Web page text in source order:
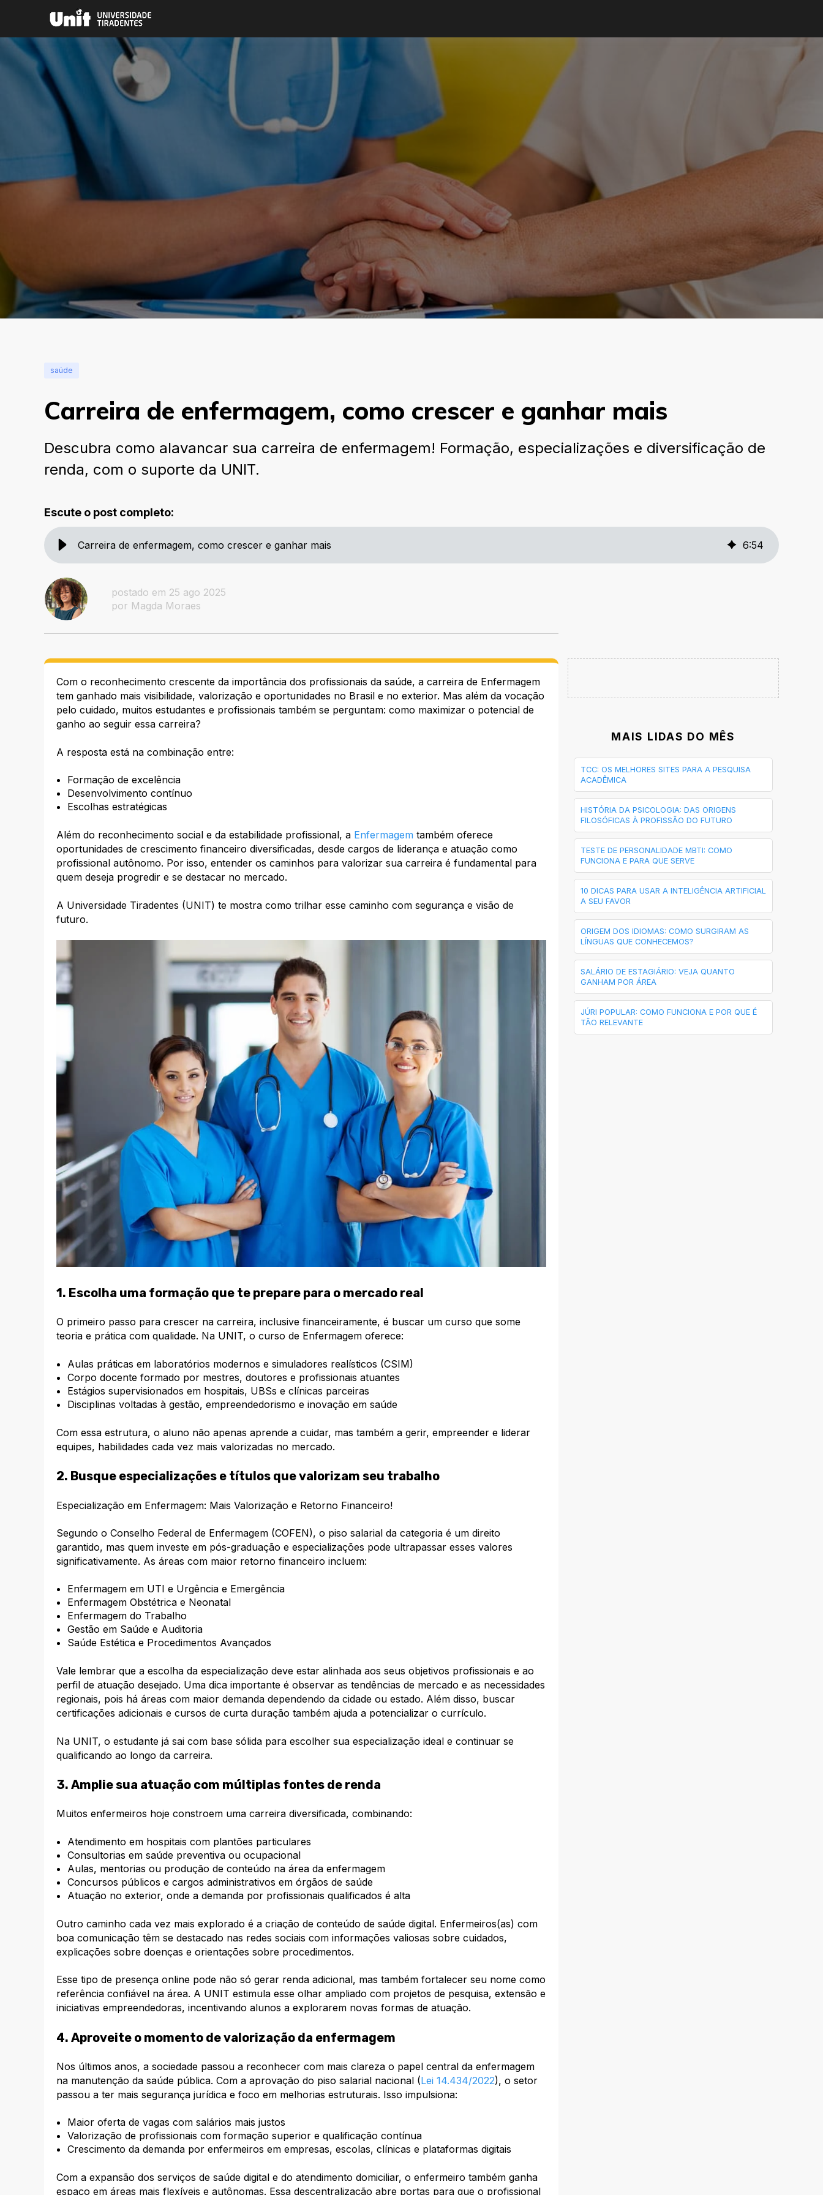
saúde
Carreira de enfermagem, como crescer e ganhar mais
Descubra como alavancar sua carreira de enfermagem! Formação, especializações e diversificação de
renda, com o suporte da UNIT.
Escute o post completo:
Carreira de enfermagem, como crescer e ganhar mais 6:54
postado em 25 ago 2025
por Magda Moraes
Com o reconhecimento crescente da importância dos profissionais da saúde, a carreira de Enfermagem
tem ganhado mais visibilidade, valorização e oportunidades no Brasil e no exterior. Mas além da vocação
pelo cuidado, muitos estudantes e profissionais também se perguntam: como maximizar o potencial de
ganho ao seguir essa carreira?
A resposta está na combinação entre:
Formação de excelência
Desenvolvimento contínuo
Escolhas estratégicas
Além do reconhecimento social e da estabilidade profissional, a Enfermagem também oferece
oportunidades de crescimento financeiro diversificadas, desde cargos de liderança e atuação como
profissional autônomo. Por isso, entender os caminhos para valorizar sua carreira é fundamental para
quem deseja progredir e se destacar no mercado.
A Universidade Tiradentes (UNIT) te mostra como trilhar esse caminho com segurança e visão de
futuro.
1. Escolha uma formação que te prepare para o mercado real
O primeiro passo para crescer na carreira, inclusive financeiramente, é buscar um curso que some
teoria e prática com qualidade. Na UNIT, o curso de Enfermagem oferece:
Aulas práticas em laboratórios modernos e simuladores realísticos (CSIM)
Corpo docente formado por mestres, doutores e profissionais atuantes
Estágios supervisionados em hospitais, UBSs e clínicas parceiras
Disciplinas voltadas à gestão, empreendedorismo e inovação em saúde
Com essa estrutura, o aluno não apenas aprende a cuidar, mas também a gerir, empreender e liderar
equipes, habilidades cada vez mais valorizadas no mercado.
2. Busque especializações e títulos que valorizam seu trabalho
Especialização em Enfermagem: Mais Valorização e Retorno Financeiro!
Segundo o Conselho Federal de Enfermagem (COFEN), o piso salarial da categoria é um direito
garantido, mas quem investe em pós-graduação e especializações pode ultrapassar esses valores
significativamente. As áreas com maior retorno financeiro incluem:
Enfermagem em UTI e Urgência e Emergência
Enfermagem Obstétrica e Neonatal
Enfermagem do Trabalho
Gestão em Saúde e Auditoria
Saúde Estética e Procedimentos Avançados
Vale lembrar que a escolha da especialização deve estar alinhada aos seus objetivos profissionais e ao
perfil de atuação desejado. Uma dica importante é observar as tendências de mercado e as necessidades
regionais, pois há áreas com maior demanda dependendo da cidade ou estado. Além disso, buscar
certificações adicionais e cursos de curta duração também ajuda a potencializar o currículo.
Na UNIT, o estudante já sai com base sólida para escolher sua especialização ideal e continuar se
qualificando ao longo da carreira.
3. Amplie sua atuação com múltiplas fontes de renda
Muitos enfermeiros hoje constroem uma carreira diversificada, combinando:
Atendimento em hospitais com plantões particulares
Consultorias em saúde preventiva ou ocupacional
Aulas, mentorias ou produção de conteúdo na área da enfermagem
Concursos públicos e cargos administrativos em órgãos de saúde
Atuação no exterior, onde a demanda por profissionais qualificados é alta
Outro caminho cada vez mais explorado é a criação de conteúdo de saúde digital. Enfermeiros(as) com
boa comunicação têm se destacado nas redes sociais com informações valiosas sobre cuidados,
explicações sobre doenças e orientações sobre procedimentos.
Esse tipo de presença online pode não só gerar renda adicional, mas também fortalecer seu nome como
referência confiável na área. A UNIT estimula esse olhar ampliado com projetos de pesquisa, extensão e
iniciativas empreendedoras, incentivando alunos a explorarem novas formas de atuação.
4. Aproveite o momento de valorização da enfermagem
Nos últimos anos, a sociedade passou a reconhecer com mais clareza o papel central da enfermagem
na manutenção da saúde pública. Com a aprovação do piso salarial nacional (Lei 14.434/2022), o setor
passou a ter mais segurança jurídica e foco em melhorias estruturais. Isso impulsiona:
Maior oferta de vagas com salários mais justos
Valorização de profissionais com formação superior e qualificação contínua
Crescimento da demanda por enfermeiros em empresas, escolas, clínicas e plataformas digitais
Com a expansão dos serviços de saúde digital e do atendimento domiciliar, o enfermeiro também ganha
espaço em áreas mais flexíveis e autônomas. Essa descentralização abre portas para que o profissional
MAIS LIDAS DO MÊS
TCC: OS MELHORES SITES PARA A PESQUISA
ACADÊMICA
HISTÓRIA DA PSICOLOGIA: DAS ORIGENS
FILOSÓFICAS À PROFISSÃO DO FUTURO
TESTE DE PERSONALIDADE MBTI: COMO
FUNCIONA E PARA QUE SERVE
10 DICAS PARA USAR A INTELIGÊNCIA ARTIFICIAL
A SEU FAVOR
ORIGEM DOS IDIOMAS: COMO SURGIRAM AS
LÍNGUAS QUE CONHECEMOS?
SALÁRIO DE ESTAGIÁRIO: VEJA QUANTO
GANHAM POR ÁREA
JÚRI POPULAR: COMO FUNCIONA E POR QUE É
TÃO RELEVANTE